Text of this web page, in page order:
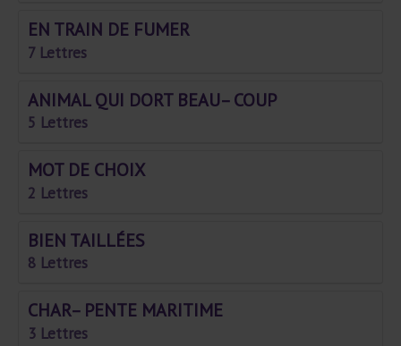
EN TRAIN DE FUMER
7 Lettres
ANIMAL QUI DORT BEAU– COUP
5 Lettres
MOT DE CHOIX
2 Lettres
BIEN TAILLÉES
8 Lettres
CHAR– PENTE MARITIME
3 Lettres